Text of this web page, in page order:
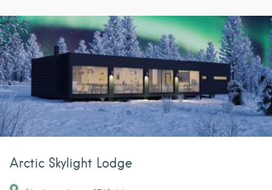
Arctic Skylight Lodge